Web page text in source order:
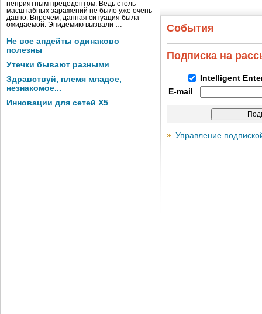
неприятным прецедентом. Ведь столь
масштабных заражений не было уже очень
давно. Впрочем, данная ситуация была
ожидаемой. Эпидемию вызвали …
Не все апдейты одинаково
полезны
Утечки бывают разными
Здравствуй, племя младое,
незнакомое...
Инновации для сетей X5
События
Подписка на
Intelligent
E-mail
Управление